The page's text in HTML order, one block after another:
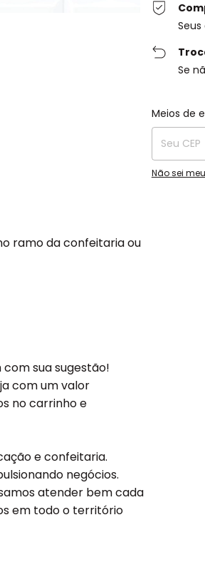
Se
Entregas
Meios de
Não sei meu
ramo da confeitaria ou
sua sugestão!
com um valor
no carrinho e
e confeitaria.
negócios.
atender bem cada
em todo o território